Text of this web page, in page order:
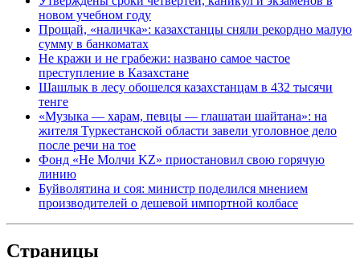
новом учебном году
Прощай, «наличка»: казахстанцы сняли рекордно малую
сумму в банкоматах
Не кражи и не грабежи: названо самое частое
преступление в Казахстане
Шашлык в лесу обошелся казахстанцам в 432 тысячи
тенге
«Музыка — харам, певцы — глашатаи шайтана»: на
жителя Туркестанской области завели уголовное дело
после речи на тое
Фонд «Не Молчи KZ» приостановил свою горячую
линию
Буйволятина и соя: министр поделился мнением
производителей о дешевой импортной колбасе
Страницы